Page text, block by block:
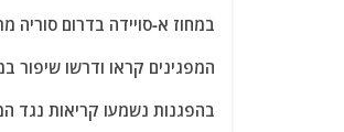
at
s
A
e
g
ra
ai
l
itt
er
במחוז א-סויידה בדרום סוריה
המפגינים קראו ודרשו שיפור
בהפגנות נשמעו קריאות נגד